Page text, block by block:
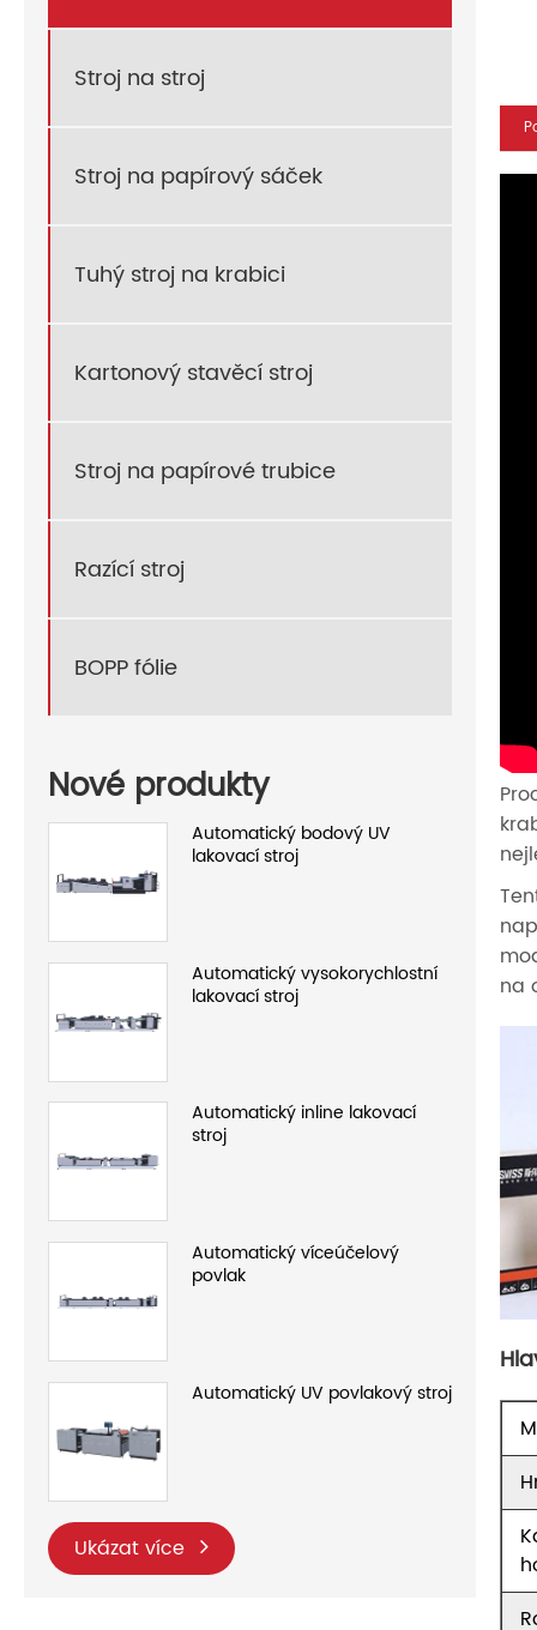
Stroj na stroj
Stroj na papírový sáček
Tuhý stroj na krabici
Kartonový stavěcí stroj
Stroj na papírové trubice
Razící stroj
BOPP fólie
Nové produkty
Automatický bodový UV
lakovací stroj
Automatický vysokorychlostní
lakovací stroj
Automatický inline lakovací
stroj
Automatický víceúčelový
povlak
Automatický UV povlakový stroj
Ukázat více
na